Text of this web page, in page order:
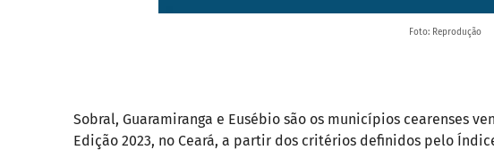
Foto: Reprodução
Sobral, Guaramiranga e Eusébio são os municípios cearenses
Edição 2023, no Ceará, a partir dos critérios definidos pelo